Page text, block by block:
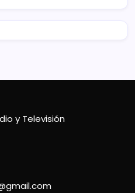
y Televisión